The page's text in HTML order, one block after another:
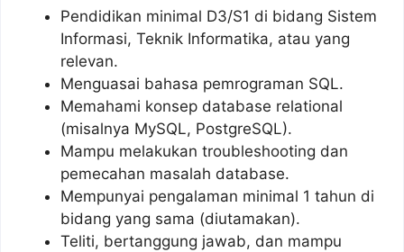
Pendidikan minimal D3/S1 di bidang Sistem
Informasi, Teknik Informatika, atau yang
relevan.
Menguasai bahasa pemrograman SQL.
Memahami konsep database relational
(misalnya MySQL, PostgreSQL).
Mampu melakukan troubleshooting dan
pemecahan masalah database.
Mempunyai pengalaman minimal 1 tahun di
bidang yang sama (diutamakan).
Teliti, bertanggung jawab, dan mampu